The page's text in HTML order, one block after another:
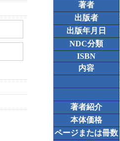
著者
出版者
出版年月日
NDC分類
ISBN
内容
著者紹介
本体価格
ページまたは冊数